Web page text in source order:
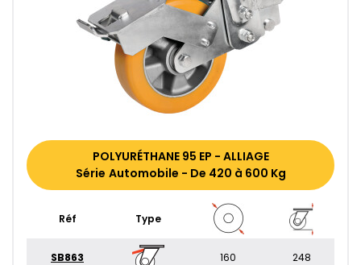
POLYURÉTHANE 95 EP - ALLIAGE
Série Automobile - De 420 à 600 Kg
Réf Type
SB863 160 248